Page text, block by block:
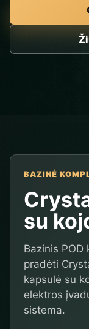
BAZINĖ
su
Bazinis
pradėti
kapsulė su
elektros
sistema.